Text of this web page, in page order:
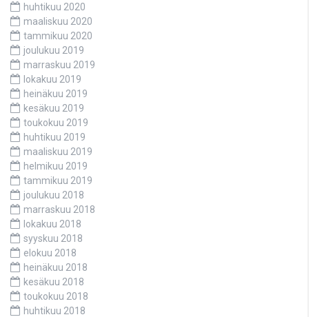
huhtikuu 2020
maaliskuu 2020
tammikuu 2020
joulukuu 2019
marraskuu 2019
lokakuu 2019
heinäkuu 2019
kesäkuu 2019
toukokuu 2019
huhtikuu 2019
maaliskuu 2019
helmikuu 2019
tammikuu 2019
joulukuu 2018
marraskuu 2018
lokakuu 2018
syyskuu 2018
elokuu 2018
heinäkuu 2018
kesäkuu 2018
toukokuu 2018
huhtikuu 2018